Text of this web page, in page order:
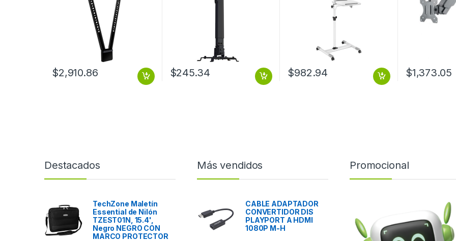
$2,910.86 $245.34 $982.94 $1,373.05
Destacados
TechZone Maletín
Essential de Nilón
TZEST01N, 15.4',
Negro NEGRO CON
MARCO PROTECTOR
Más vendidos
CABLE ADAPTADOR
CONVERTIDOR DIS
PLAYPORT A HDMI
1080P M-H
Promocional